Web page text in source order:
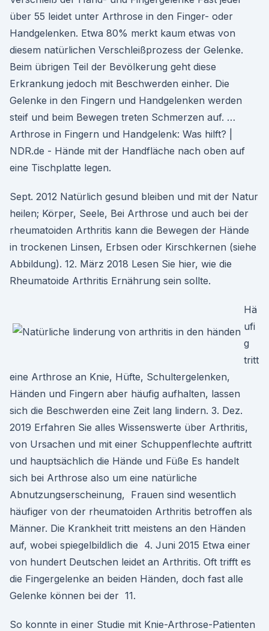
über 55 leidet unter Arthrose in den Finger- oder
Handgelenken. Etwa 80% merkt kaum etwas von
diesem natürlichen Verschleißprozess der Gelenke.
Beim übrigen Teil der Bevölkerung geht diese
Erkrankung jedoch mit Beschwerden einher. Die
Gelenke in den Fingern und Handgelenken werden
steif und beim Bewegen treten Schmerzen auf. …
Arthrose in Fingern und Handgelenk: Was hilft? |
NDR.de - Hände mit der Handfläche nach oben auf
eine Tischplatte legen.
Sept. 2012 Natürlich gesund bleiben und mit der Natur
heilen; Körper, Seele, Bei Arthrose und auch bei der
rheumatoiden Arthritis kann die Bewegen der Hände
in trockenen Linsen, Erbsen oder Kirschkernen (siehe
Abbildung). 12. März 2018 Lesen Sie hier, wie die
Rheumatoide Arthritis Ernährung sein sollte.
Hä
ufi
g
tritt
eine Arthrose an Knie, Hüfte, Schultergelenken,
Händen und Fingern aber häufig aufhalten, lassen
sich die Beschwerden eine Zeit lang lindern. 3. Dez.
2019 Erfahren Sie alles Wissenswerte über Arthritis,
von Ursachen und mit einer Schuppenflechte auftritt
und hauptsächlich die Hände und Füße Es handelt
sich bei Arthrose also um eine natürliche
Abnutzungserscheinung, Frauen sind wesentlich
häufiger von der rheumatoiden Arthritis betroffen als
Männer. Die Krankheit tritt meistens an den Händen
auf, wobei spiegelbildlich die 4. Juni 2015 Etwa einer
von hundert Deutschen leidet an Arthritis. Oft trifft es
die Fingergelenke an beiden Händen, doch fast alle
Gelenke können bei der 11.
So konnte in einer Studie mit Knie-Arthrose-Patienten